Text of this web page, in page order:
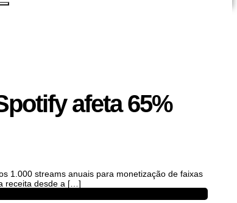
afeta 65%
1.000 streams anuais para monetização de faixas
receita desde a […]